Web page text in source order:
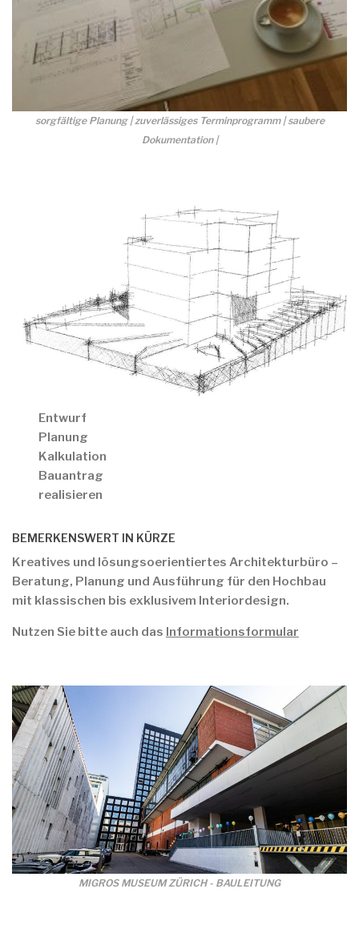
sorgfältige Planung | zuverlässiges Terminprogramm | saubere
Dokumentation |
Entwurf
Planung
Kalkulation
Bauantrag
realisieren
BEMERKENSWERT IN KÜRZE
Kreatives und lösungsoerientiertes Architekturbüro –
Beratung, Planung und Ausführung für den Hochbau
mit klassischen bis exklusivem Interiordesign.
Nutzen Sie bitte auch das Informationsformular
MIGROS MUSEUM ZÜRICH - BAULEITUNG